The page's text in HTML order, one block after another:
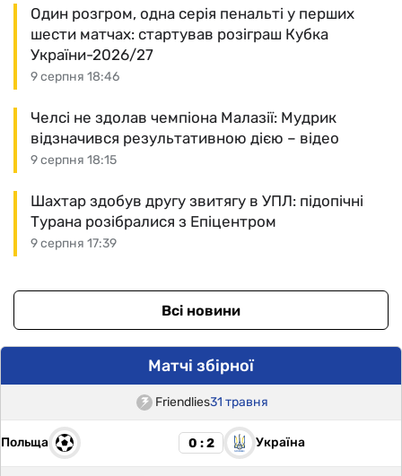
9 серпня 18:46
Один розгром, одна серія пенальті у перших
шести матчах: стартував розіграш Кубка
України-2026/27
9 серпня 18:15
Челсі не здолав чемпіона Малазії: Мудрик
відзначився результативною дією – відео
9 серпня 17:39
Шахтар здобув другу звитягу в УПЛ: підопічні
Турана розібралися з Епіцентром
Всі новини
Матчі збірної
Friendlies31 травня
Польща 0 : 2 Україна